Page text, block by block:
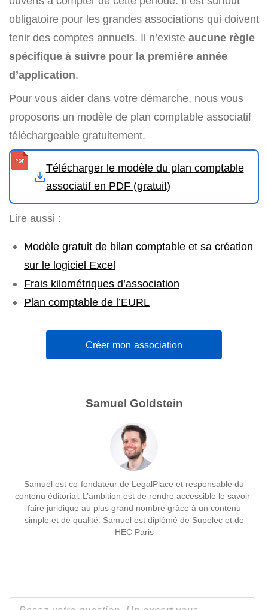
obligatoire pour les grandes associations qui doivent
tenir des comptes annuels. Il n’existe aucune règle
spécifique à suivre pour la première année
d’application.
Pour vous aider dans votre démarche, nous vous
proposons un modèle de plan comptable associatif
téléchargeable gratuitement.
Télécharger le modèle du plan comptable
associatif en PDF (gratuit)
Lire aussi :
Modèle gratuit de bilan comptable et sa création
sur le logiciel Excel
Frais kilométriques d’association
Plan comptable de l’EURL
Créer mon association
Samuel Goldstein
Samuel est co-fondateur de LegalPlace et responsable du
contenu éditorial. L’ambition est de rendre accessible le savoir-
faire juridique au plus grand nombre grâce à un contenu
simple et de qualité. Samuel est diplômé de Supelec et de
HEC Paris